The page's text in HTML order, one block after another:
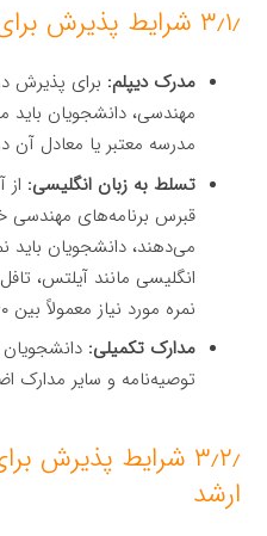
۳٫۱٫ شرایط پذیرش برای مقطع کارشناسی
مدرک دیپلم: برای پذیرش
مهندسی، دانشجویان باید
مدرسه معتبر یا معادل آن
تسلط به زبان انگلیسی:
قبرس برنامه‌های مهندسی
می‌دهند، دانشجویان باید
انگلیسی مانند آیلتس،
نمره مورد نیاز معمولاً بین ۶٫۰ تا ۷٫۰ برای آیلتس است.
مدارک تکمیلی: دانشجویان
توصیه‌نامه و سایر مدارک
۳٫۲٫ شرایط پذیرش
ارشد